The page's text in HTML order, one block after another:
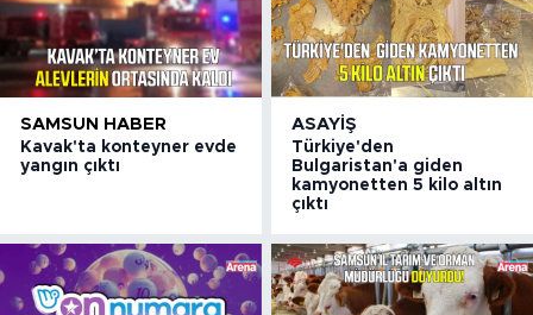
SAMSUN HABER
Kavak'ta konteyner evde
yangın çıktı
ASAYIŞ
Türkiye'den
Bulgaristan'a giden
kamyonetten 5 kilo altın
çıktı